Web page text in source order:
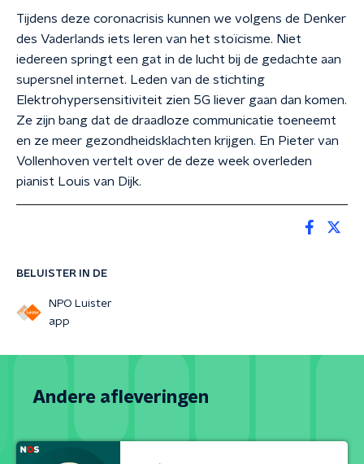
BELUISTER IN DE
NPO Luister
app
Tijdens deze coronacrisis kunnen we volgens de Denker
des Vaderlands iets leren van het stoïcisme. Niet
iedereen springt een gat in de lucht bij de gedachte aan
supersnel internet. Leden van de stichting
Elektrohypersensitiviteit zien 5G liever gaan dan komen.
Ze zijn bang dat de draadloze communicatie toeneemt
en ze meer gezondheidsklachten krijgen. En Pieter van
Vollenhoven vertelt over de deze week overleden
pianist Louis van Dijk.
Andere afleveringen